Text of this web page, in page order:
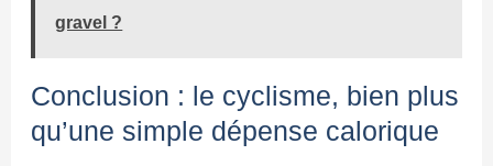
gravel ?
Conclusion : le cyclisme, bien plus
qu’une simple dépense calorique